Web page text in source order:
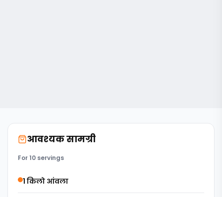
आवश्यक सामग्री
For 10 servings
1 किलो आंवला